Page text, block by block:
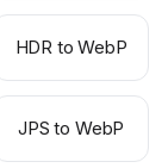
HDR to WebP
JPS to WebP